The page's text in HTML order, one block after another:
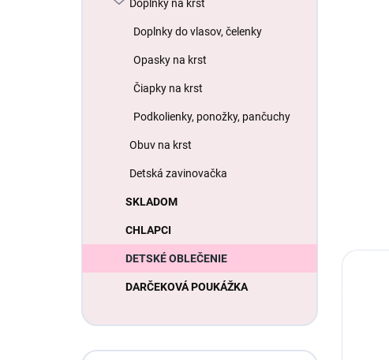
Doplnky na krst
Doplnky do vlasov, čelenky
Opasky na krst
Čiapky na krst
Podkolienky, ponožky, pančuchy
Obuv na krst
Detská zavinovačka
SKLADOM
CHLAPCI
DETSKÉ OBLEČENIE
DARČEKOVÁ POUKÁŽKA